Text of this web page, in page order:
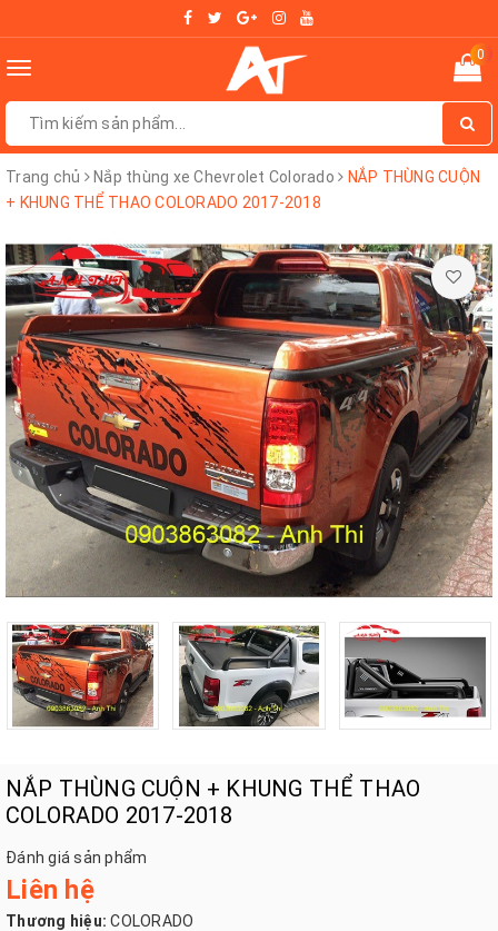
Toggle
0
Trang chủ Nắp thùng xe Chevrolet Colorado
NẮP THÙNG CUỘN
+ KHUNG THỂ THAO COLORADO 2017-2018
NẮP THÙNG CUỘN + KHUNG THỂ THAO
COLORADO 2017-2018
Đánh giá sản phẩm
Liên hệ
Thương hiệu: COLORADO